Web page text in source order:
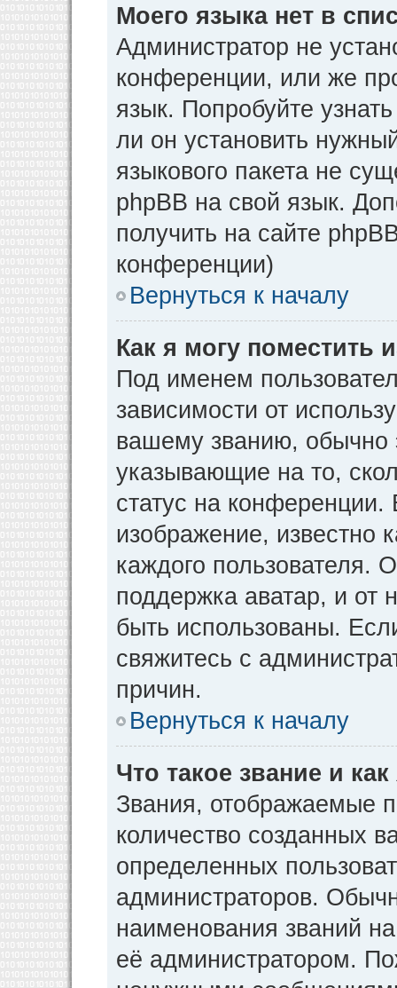
Моего языка нет в
Администратор не
конференции, или же
язык. Попробуйте
ли он установить
языкового пакета не
phpBB на свой язык.
получить на сайте
конференции)
Вернуться к началу
Как я могу поместить
Под именем
зависимости от
вашему званию, обычно
указывающие на то,
статус на
изображение, известно
каждого пользователя.
поддержка аватар, и от
быть использованы.
свяжитесь с
причин.
Вернуться к началу
Что такое звание и
Звания, отображаемые
количество созданных
определенных
администраторов.
наименования званий
её администратором.